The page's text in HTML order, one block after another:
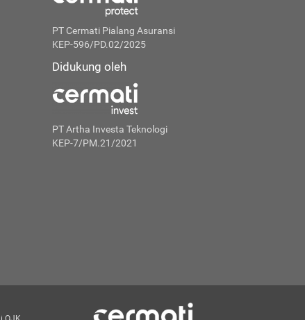
PT Cermati Pialang Asuransi
KEP-596/PD.02/2025
Didukung oleh
PT Artha Investa Teknologi
KEP-7/PM.21/2021